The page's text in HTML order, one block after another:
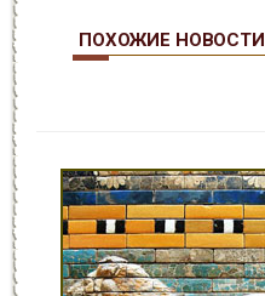
ПОХОЖИЕ НОВОСТИ